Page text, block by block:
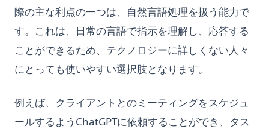
際の主な利点の一つは、自然言語処理を扱う能力で
す。これは、日常の言語で指示を理解し、応答する
ことができるため、テクノロジーに詳しくない人々
にとっても使いやすい選択肢となります。
例えば、クライアントとのミーティングをスケジュ
ールするようChatGPTに依頼することができ、タス